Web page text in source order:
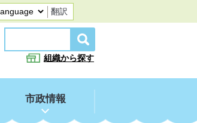
翻訳
組織から探す
市政情報